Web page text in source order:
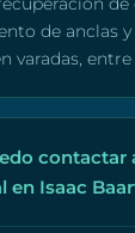
de anclas y
varadas,
contactar
en Isaac